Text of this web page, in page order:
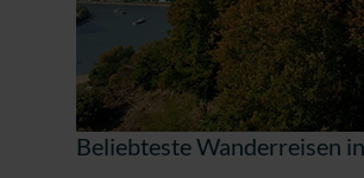
Beliebteste Wanderreisen